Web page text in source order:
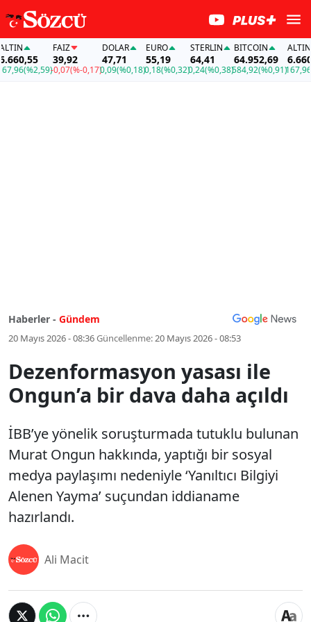
(%2,59)
FAİZ
39,92
-0,07(%-0,17)
DOLAR
47,71
0,09(%0,18)
EURO
55,19
0,18(%0,32)
STERLIN
64,41
0,24(%0,38)
BITCOIN
64.952,69
584,92(%0,91)
ALTIN
6.660,55
167,96
Haberler - Gündem
20 Mayıs 2026 - 08:36Güncellenme:20 Mayıs 2026 - 08:53
Dezenformasyon yasası ile
Ongun’a bir dava daha açıldı
İBB’ye yönelik soruşturmada tutuklu bulunan
Murat Ongun hakkında, yaptığı bir sosyal
medya paylaşımı nedeniyle ‘Yanıltıcı Bilgiyi
Alenen Yayma’ suçundan iddianame
hazırlandı.
Ali Macit